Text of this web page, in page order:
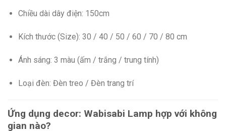
Chiều dài dây điện: 150cm
Kích thước (Size): 30 / 40 / 50 / 60 / 70 / 80 cm
Ánh sáng: 3 màu (ấm / trắng / trung tính)
Loại đèn: Đèn treo / Đèn trang trí
Ứng dụng decor: Wabisabi Lamp hợp với không
gian nào?